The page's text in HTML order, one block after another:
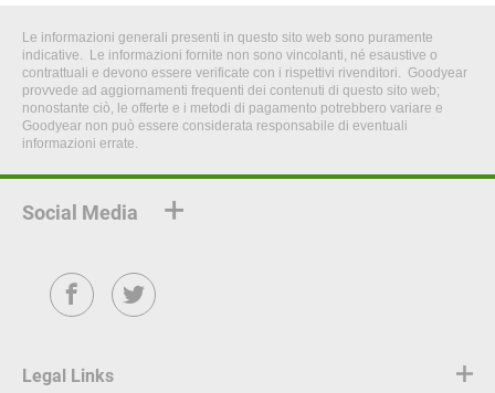
Le informazioni generali presenti in questo sito web sono puramente
indicative. Le informazioni fornite non sono vincolanti, né esaustive o
contrattuali e devono essere verificate con i rispettivi rivenditori. Goodyear
provvede ad aggiornamenti frequenti dei contenuti di questo sito web;
nonostante ciò, le offerte e i metodi di pagamento potrebbero variare e
Goodyear non può essere considerata responsabile di eventuali
informazioni errate.
Social Media
FacebookTwitter
Legal Links